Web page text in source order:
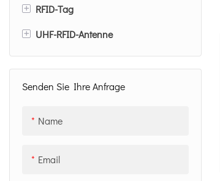
+ RFID-Tag
UHF-RFID-Tag-Etikett
UHF-RFID-Karte
Anti-Metall-RFID-Tag
+ UHF-RFID-Antenne
12 dBi UHF-RFID-Antenne
8 dBi UHF-RFID-Antenne
Senden Sie Ihre Anfrage
Name
Email